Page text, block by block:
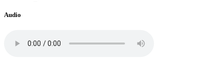
Audio